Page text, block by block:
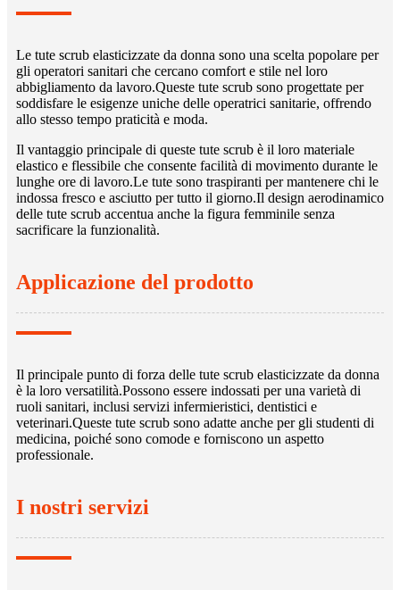
Le tute scrub elasticizzate da donna sono una scelta popolare per
gli operatori sanitari che cercano comfort e stile nel loro
abbigliamento da lavoro.Queste tute scrub sono progettate per
soddisfare le esigenze uniche delle operatrici sanitarie, offrendo
allo stesso tempo praticità e moda.
Il vantaggio principale di queste tute scrub è il loro materiale
elastico e flessibile che consente facilità di movimento durante le
lunghe ore di lavoro.Le tute sono traspiranti per mantenere chi le
indossa fresco e asciutto per tutto il giorno.Il design aerodinamico
delle tute scrub accentua anche la figura femminile senza
sacrificare la funzionalità.
Applicazione del prodotto
Il principale punto di forza delle tute scrub elasticizzate da donna
è la loro versatilità.Possono essere indossati per una varietà di
ruoli sanitari, inclusi servizi infermieristici, dentistici e
veterinari.Queste tute scrub sono adatte anche per gli studenti di
medicina, poiché sono comode e forniscono un aspetto
professionale.
I nostri servizi